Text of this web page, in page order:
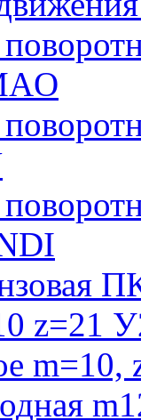
z=21